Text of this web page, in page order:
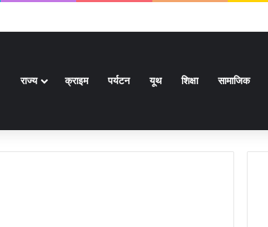
ने की समीक्षा बैठक
राज्य क्राइम पर्यटन यूथ शिक्षा सामाजिक